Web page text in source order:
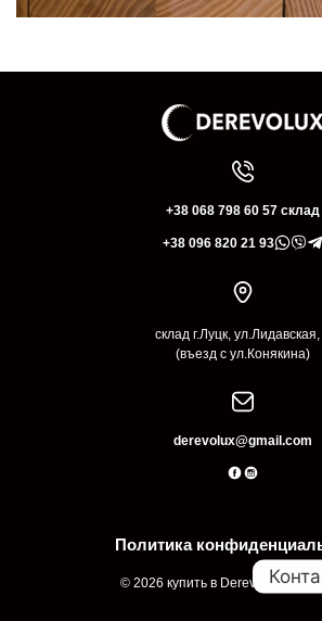
+38 068 798 60 57 склад
+38 096 820 21 93
склад г.Луцк, ул.Лидавская,
(въезд с ул.Конякина)
derevolux@gmail.com
Политика
© 2026 купить в Derevolux Луцк